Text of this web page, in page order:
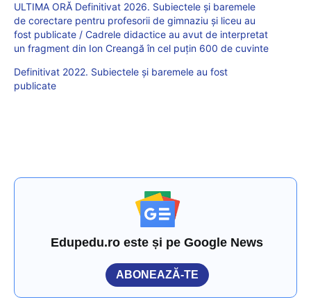
ULTIMA ORĂ Definitivat 2026. Subiectele și baremele
de corectare pentru profesorii de gimnaziu și liceu au
fost publicate / Cadrele didactice au avut de interpretat
un fragment din Ion Creangă în cel puțin 600 de cuvinte
Definitivat 2022. Subiectele și baremele au fost
publicate
Edupedu.ro este și pe Google News
ABONEAZĂ-TE